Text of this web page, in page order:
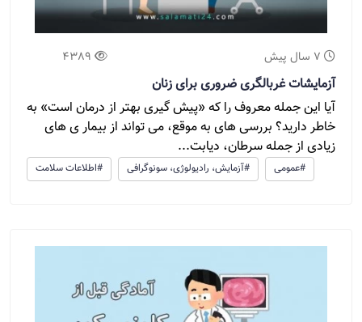
7 سال پیش 4389
آزمایشات غربالگری ضروری برای زنان
آیا این جمله معروف را که «پیش گیری بهتر از درمان است» به
خاطر دارید؟ بررسی های به موقع، می تواند از بیمار ی های
زیادی از جمله سرطان، دیابت...
#اطلاعات سلامت #آزمایش، رادیولوژی، سونوگرافی #عمومی